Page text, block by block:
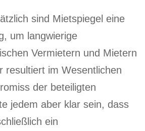
sind Mietspiegel eine
um langwierige
Vermietern und Mietern
resultiert im Wesentlichen
der beteiligten
jedem aber klar sein, dass
ein